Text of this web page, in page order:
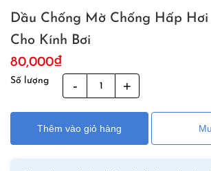
Dầu Chống Mờ Chống Hấp
Cho Kính Bơi
80,000₫
Số lượng
Chống
Mờ
Chống
Hấp
Thêm vào giỏ hàng